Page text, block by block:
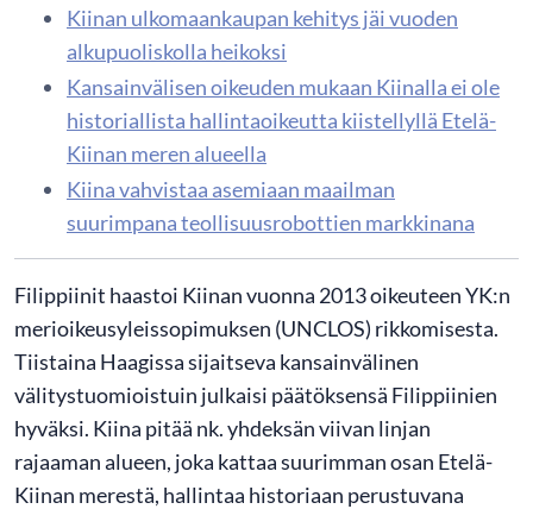
Kiinan ulkomaankaupan kehitys jäi vuoden
alkupuoliskolla heikoksi
Kansainvälisen oikeuden mukaan Kiinalla ei ole
historiallista hallintaoikeutta kiistellyllä Etelä-
Kiinan meren alueella
Kiina vahvistaa asemiaan maailman
suurimpana teollisuusrobottien markkinana
​Filippiinit haastoi Kiinan vuonna 2013 oikeuteen YK:n
merioikeusyleissopimuksen (UNCLOS) rikkomisesta.
Tiistaina Haagissa sijaitseva kansainvälinen
välitystuomioistuin julkaisi päätöksensä Filippiinien
hyväksi. Kiina pitää nk. yhdeksän viivan linjan
rajaaman alueen, joka kattaa suurimman osan Etelä-
Kiinan merestä, hallintaa historiaan perustuvana